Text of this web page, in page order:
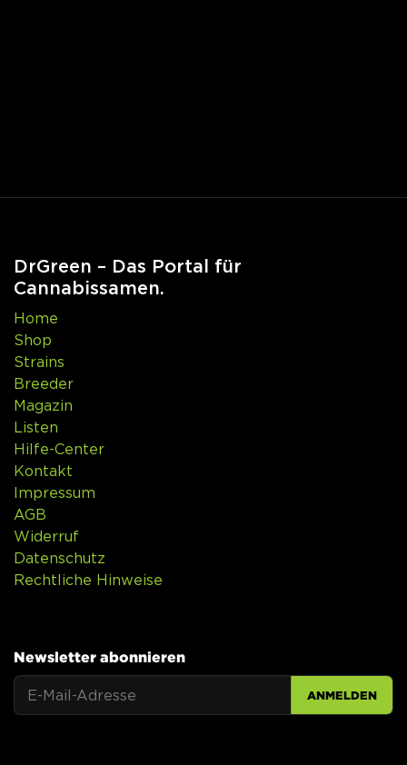
DrGreen – Das Portal für
Cannabissamen.
Home
Shop
Strains
Breeder
Magazin
Listen
Hilfe-Center
Kontakt
Impressum
AGB
Widerruf
Datenschutz
Rechtliche Hinweise
Newsletter abonnieren
ANMELDEN